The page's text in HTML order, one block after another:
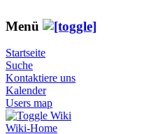
Menü
Startseite
Suche
Kontaktiere uns
Kalender
Users map
Wiki
Wiki-Home